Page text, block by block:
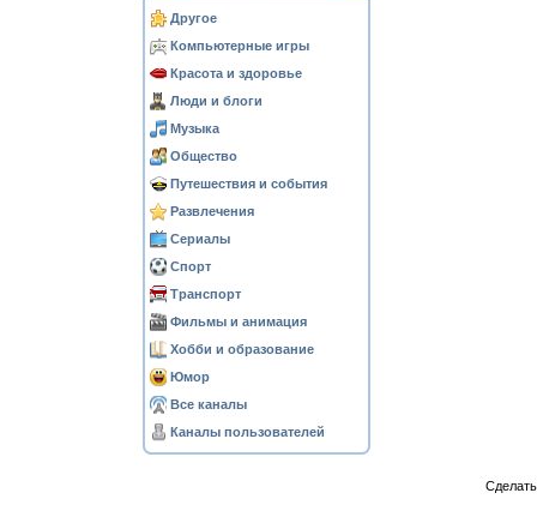
Другое
Компьютерные игры
Красота и здоровье
Люди и блоги
Музыка
Общество
Путешествия и события
Развлечения
Сериалы
Спорт
Транспорт
Фильмы и анимация
Хобби и образование
Юмор
Все каналы
Каналы пользователей